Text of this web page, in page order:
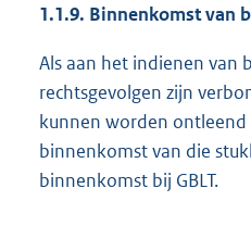
1.1.9. Binnenkomst van
Als aan het indienen van
rechtsgevolgen zijn
kunnen worden
binnenkomst van die
binnenkomst bij GBLT.